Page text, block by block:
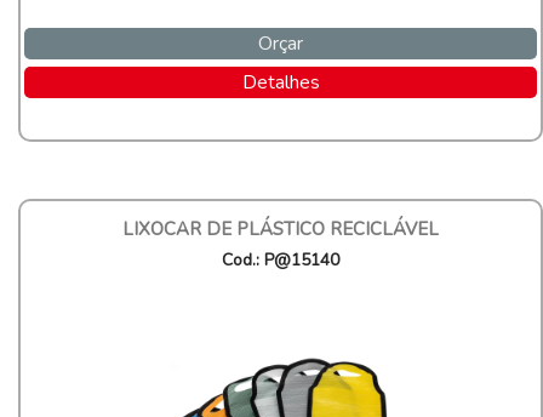
Orçar
Detalhes
LIXOCAR DE PLÁSTICO RECICLÁVEL
Cod.: P@15140